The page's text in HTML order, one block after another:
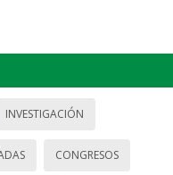
INVESTIGACIÓN
CONGRESOS